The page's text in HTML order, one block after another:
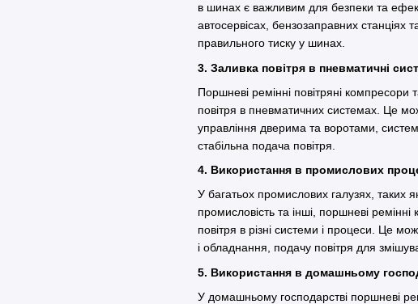
в шинах є важливим для безпеки та
автосервісах, бензозаправних станціях
правильного тиску у шинах.
3. Заливка повітря в пневматичні
Поршневі ремінні повітряні
повітря в пневматичних системах. Це
управління дверима та воротами,
стабільна подача повітря.
4. Використання в промислових
У багатьох промислових галузях, таких
промисловість та інші, поршневі
повітря в різні системи і процеси. Це
і обладнання, подачу повітря для
5. Використання в домашньому
У домашньому господарстві поршневі